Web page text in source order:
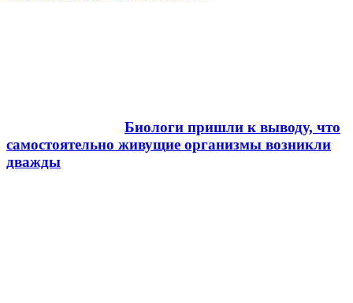
Биологи пришли к выводу, что
самостоятельно живущие организмы возникли
дважды